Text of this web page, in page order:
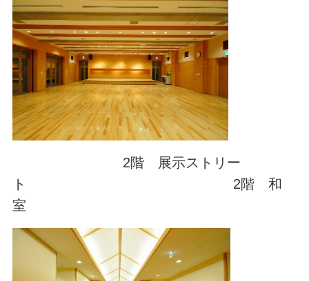
2階 展示ストリー
ト 2階 和
室